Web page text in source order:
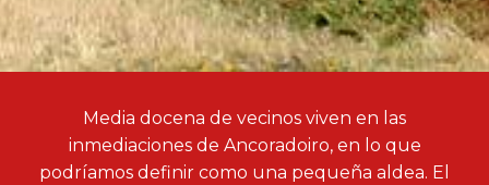
Media docena de vecinos viven en las
inmediaciones de Ancoradoiro, en lo que
podríamos definir como una pequeña aldea. El